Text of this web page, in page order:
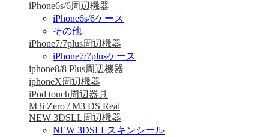
iPhone6s/6周辺機器
iPhone6s/6ケース
その他
iPhone7/7plus周辺機器
iPhone7/7plusケース
iphone8/8 Plus周辺機器
iphoneX周辺機器
iPod touch周辺器具
M3i Zero / M3 DS Real
NEW 3DSLL周辺機器
NEW 3DSLLスキンシール